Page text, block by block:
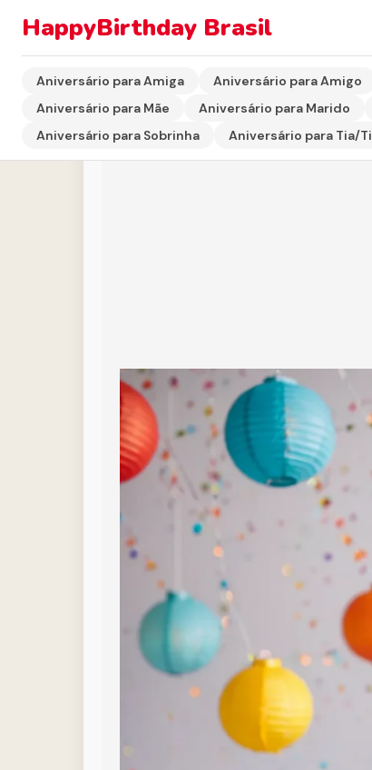
HappyBirthday Brasil
Aniversário para Amiga Aniversário para Amigo
Aniversário para Mãe
Aniversário para Marido
Aniversário para Sobrinha
Aniversário para Tia/